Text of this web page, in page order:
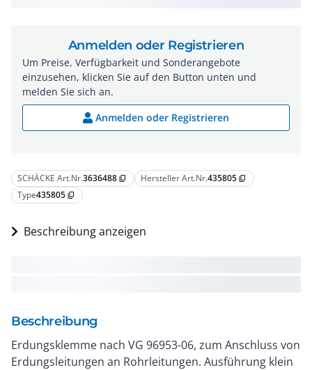
SCHÄCKE Art.Nr.3636488 content_copy Hersteller Art.Nr.435805 content_copy
Type435805 content_copy
Beschreibung anzeigen
Beschreibung
Erdungsklemme nach VG 96953-06, zum Anschluss von
Erdungsleitungen an Rohrleitungen. Ausführung klein
Anmelden oder Registrieren
Um Preise, Verfügbarkeit und Sonderangebote
einzusehen, klicken Sie auf den Button unten und
melden Sie sich an.
Anmelden oder Registrieren